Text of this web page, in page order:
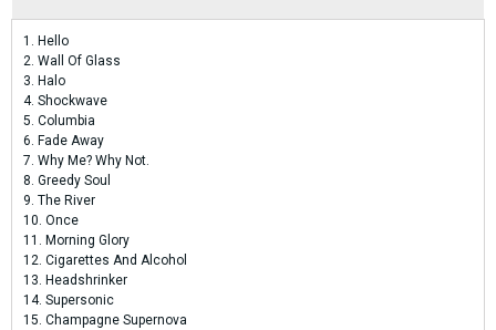
1. Hello
2. Wall Of Glass
3. Halo
4. Shockwave
5. Columbia
6. Fade Away
7. Why Me? Why Not.
8. Greedy Soul
9. The River
10. Once
11. Morning Glory
12. Cigarettes And Alcohol
13. Headshrinker
14. Supersonic
15. Champagne Supernova